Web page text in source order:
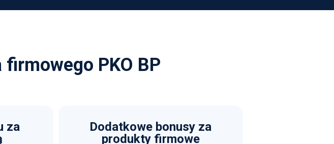
PKO BP
za
Dodatkowe bonusy za
produkty firmowe